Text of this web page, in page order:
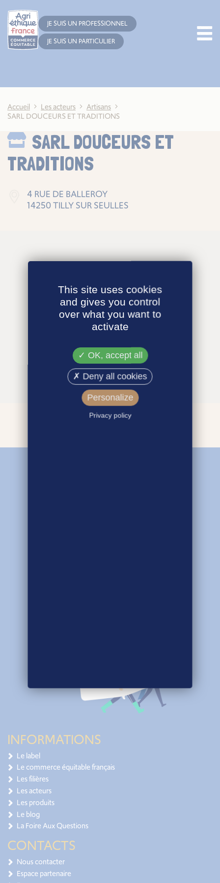
JE SUIS UN PROFESSIONNEL
JE SUIS UN PARTICULIER
Accueil Les acteurs
Artisans
SARL DOUCEURS ET TRADITIONS
SARL DOUCEURS ET
TRADITIONS
4 RUE DE BALLEROY
14250 TILLY SUR SEULLES
INFORMATIONS
Le label
Le commerce équitable français
Les filières
Les acteurs
Les produits
Le blog
La Foire Aux Questions
CONTACTS
Nous contacter
Espace partenaire
This site uses cookies
and gives you control
over what you want to
activate
OK, accept all
Deny all cookies
Personalize
Privacy policy